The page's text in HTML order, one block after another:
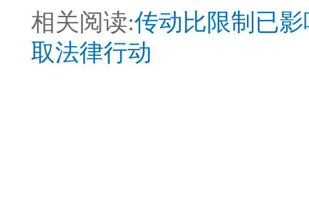
相关阅读:传动比限制已
取法律行动